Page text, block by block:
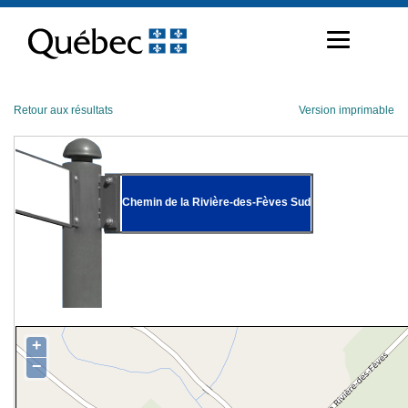
contenu
Retour aux résultats Version imprimable
Chemin de la Rivière-des-Fèves Sud
+
−